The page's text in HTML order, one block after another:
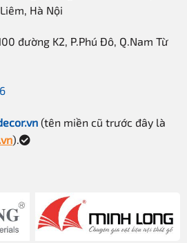
Hà Nội
đường K2, P.Phú Đô, Q.Nam Từ
(tên miền cũ trước đây là
).